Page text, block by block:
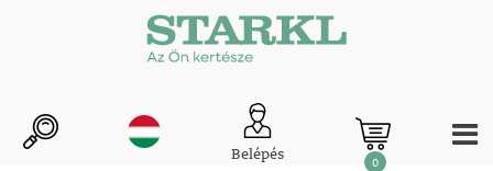
Belépés 0